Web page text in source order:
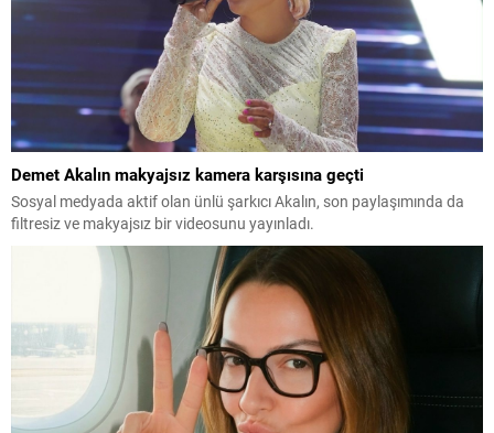
Demet Akalın makyajsız kamera karşısına geçti
Sosyal medyada aktif olan ünlü şarkıcı Akalın, son paylaşımında da
filtresiz ve makyajsız bir videosunu yayınladı.